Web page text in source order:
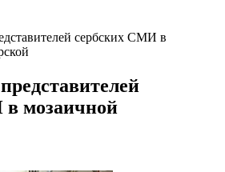
сербских СМИ в
мозаичной